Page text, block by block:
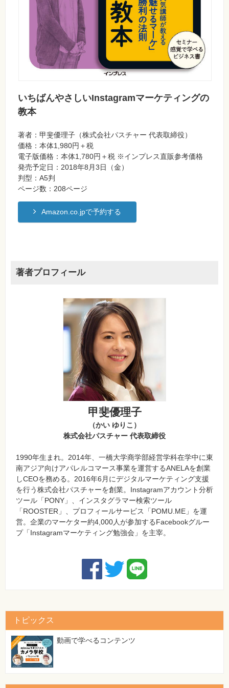
いちばんやさしいInstagramマーケティングの
教本
著者：甲斐優理子（株式会社パスチャー 代表取締役）
価格：本体1,980円＋税
電子版価格：本体1,780円＋税 ※インプレス直販参考価格
発売予定日：2018年8月3日（金）
判型：A5判
ページ数：208ページ
Amazon.co.jpで予約する
著者プロフィール
甲斐優理子
（かい ゆりこ）
株式会社パスチャー 代表取締役
1990年生まれ。2014年、一橋大学商学部経営学科在学中に東
南アジア向けアパレルコマース事業を運営するANELAを創業
しCEOを務める。2016年6月にデジタルマーケティング支援
を行う株式会社パスチャーを創業。Instagramアカウント分析
ツール「PONY」、インスタグラマー検索ツール
「ROOSTER」、プロフィールサービス「POMU.ME」を運
営。企業のマーケター約4,000人が参加するFacebookグルー
プ「Instagramマーケティング勉強会」を主宰。
トピックス
動画で学べるコンテンツ